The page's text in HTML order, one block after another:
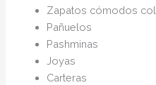
Zapatos cómodos
Pañuelos
Pashminas
Joyas
Carteras